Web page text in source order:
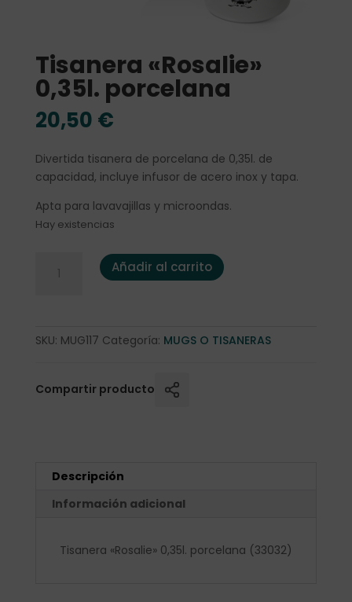
Tisanera «Rosalie»
0,35l. porcelana
20,50 €
Divertida tisanera de porcelana de 0,35l. de
capacidad, incluye infusor de acero inox y tapa.
Apta para lavavajillas y microondas.
Hay existencias
Tisanera "Rosalie" 0,35l. porcelana cantidad
Añadir al carrito
SKU: MUG117 Categoría: MUGS O TISANERAS
Compartir producto
Descripción
Información adicional
Tisanera «Rosalie» 0,35l. porcelana (33032)